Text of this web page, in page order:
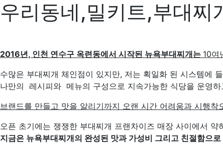
우리동네,밀키트,부대찌
2016년, 인천 연수구 옥련동에서 시작된 뉴욕부대찌개는 10여
수많은 부대찌개 체인점이 있지만, 저는 획일화 된 시스템에
나만의 레시피와 메뉴의 구성으로 지속가능한 식당을 운영하
브랜드를 만들고 맛을 알리기까지 오랜 시간 어려움과 시행착
오픈 초기에는 쟁쟁한 부대찌개 프랜차이즈 매장 사이에서 약
지금은 뉴욕부대찌개의 완성된 맛과 가성비 그리고 친절함으로